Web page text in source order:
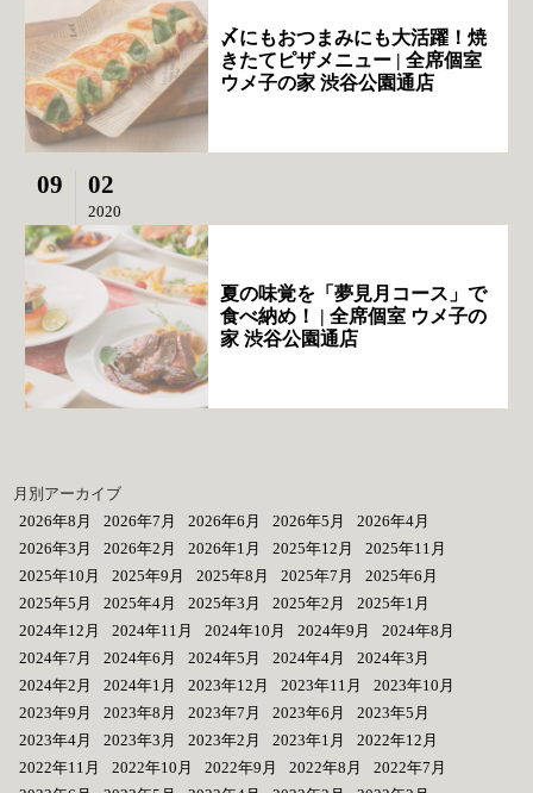
〆にもおつまみにも大活躍！焼
きたてピザメニュー | 全席個室
ウメ子の家 渋谷公園通店
09 02
2020
夏の味覚を「夢見月コース」で
食べ納め！ | 全席個室 ウメ子の
家 渋谷公園通店
月別アーカイブ
2026年8月
2026年7月 2026年6月 2026年5月
2026年4月
2026年3月
2026年2月 2026年1月 2025年12月
2025年11月
2025年10月
2025年9月 2025年8月 2025年7月
2025年6月
2025年5月
2025年4月 2025年3月 2025年2月
2025年1月
2024年12月
2024年11月 2024年10月 2024年9月
2024年8月
2024年7月
2024年6月 2024年5月 2024年4月
2024年3月
2024年2月
2024年1月 2023年12月 2023年11月
2023年10月
2023年9月
2023年8月 2023年7月 2023年6月
2023年5月
2023年4月
2023年3月 2023年2月 2023年1月
2022年12月
2022年11月
2022年10月 2022年9月 2022年8月
2022年7月